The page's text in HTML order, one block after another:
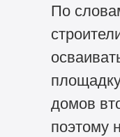
По
домов
поэтому